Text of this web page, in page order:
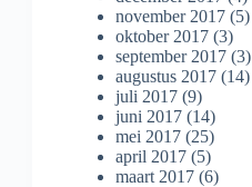
november 2017 (5)
oktober 2017 (3)
september 2017 (3)
augustus 2017 (14)
juli 2017 (9)
juni 2017 (14)
mei 2017 (25)
april 2017 (5)
maart 2017 (6)